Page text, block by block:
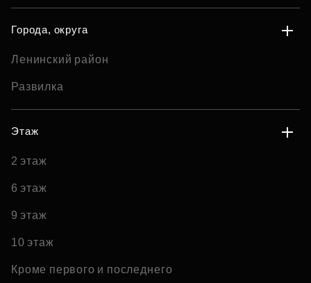
Города, округа
Ленинский район
Развилка
Этаж
2 этаж
6 этаж
9 этаж
10 этаж
Кроме первого и последнего